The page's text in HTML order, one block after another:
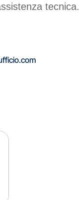
tecnica.